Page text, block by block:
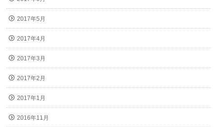
2017年5月
2017年4月
2017年3月
2017年2月
2017年1月
2016年11月